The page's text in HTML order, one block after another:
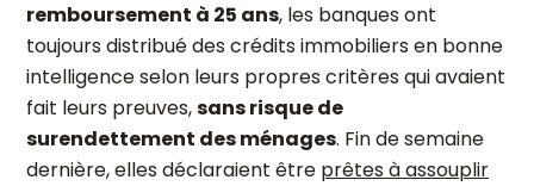
remboursement à 25 ans, les banques ont
toujours distribué des crédits immobiliers en bonne
intelligence selon leurs propres critères qui avaient
fait leurs preuves,sans risque de
surendettement des ménages. Fin de semaine
dernière, elles déclaraient être prêtes à assouplir